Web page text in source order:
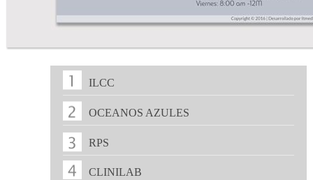
ILCC
OCEANOS AZULES
RPS
CLINILAB